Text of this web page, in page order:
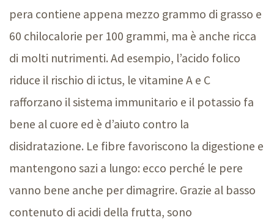
pera contiene appena mezzo grammo di grasso e
60 chilocalorie per 100 grammi, ma è anche ricca
di molti nutrimenti. Ad esempio, l’acido folico
riduce il rischio di ictus, le vitamine A e C
rafforzano il sistema immunitario e il potassio fa
bene al cuore ed è d’aiuto contro la
disidratazione. Le fibre favoriscono la digestione e
mantengono sazi a lungo: ecco perché le pere
vanno bene anche per dimagrire. Grazie al basso
contenuto di acidi della frutta, sono